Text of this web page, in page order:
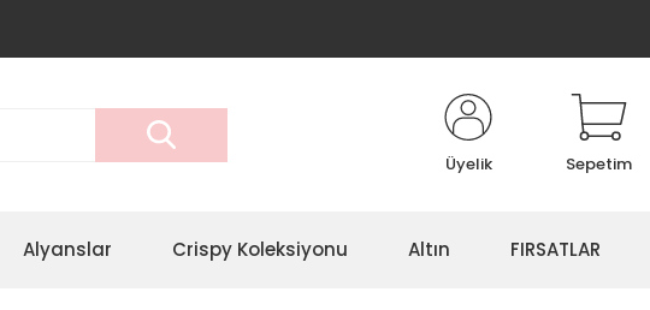
Üyelik Sepetim
Alyanslar Crispy Koleksiyonu Altın FIRSATLAR